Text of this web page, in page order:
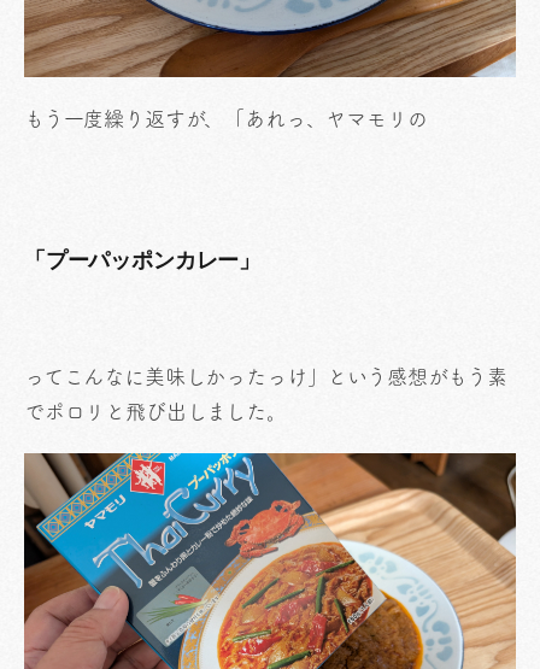
もう一度繰り返すが、「あれっ、ヤマモリの
「プーパッポンカレー」
ってこんなに美味しかったっけ」という感想がもう素
でポロリと飛び出しました。